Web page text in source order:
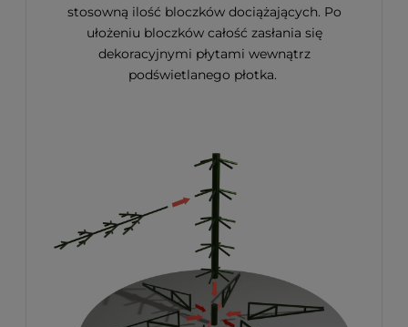
stosowną ilość bloczków dociążających. Po
ułożeniu bloczków całość zasłania się
dekoracyjnymi płytami wewnątrz
podświetlanego płotka.